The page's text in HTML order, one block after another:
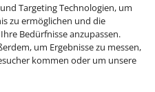
Targeting Technologien, um
zu ermöglichen und die
Bedürfnisse anzupassen.
um Ergebnisse zu messen,
kommen oder um unsere